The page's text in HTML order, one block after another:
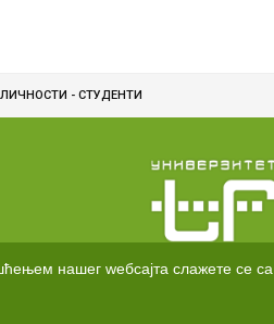
нашег wебсајта слажете се са
- СТУДЕНТИ